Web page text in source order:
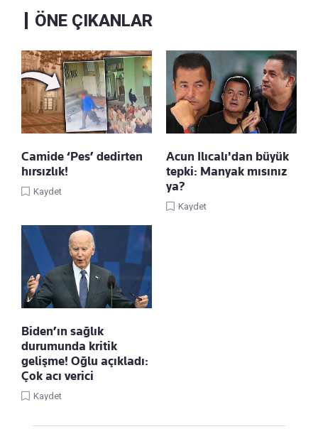
ÖNE ÇIKANLAR
Camide ‘Pes’ dedirten
hırsızlık!
Kaydet
Acun Ilıcalı'dan büyük
tepki: Manyak mısınız
ya?
Kaydet
Biden’ın sağlık
durumunda kritik
gelişme! Oğlu açıkladı:
Çok acı verici
Kaydet